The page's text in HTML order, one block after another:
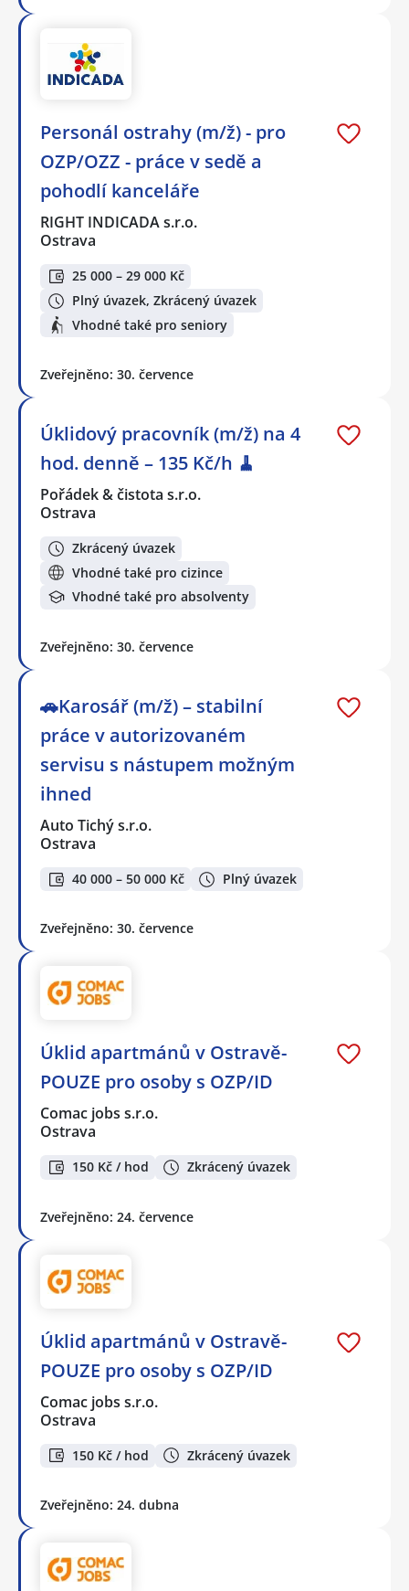
Personál ostrahy (m/ž) - pro
OZP/OZZ - práce v sedě a
pohodlí kanceláře
RIGHT INDICADA s.r.o.
Ostrava
25 000 – 29 000 Kč
Plný úvazek, Zkrácený úvazek
Vhodné také pro seniory
Zveřejněno: 30. července
Úklidový pracovník (m/ž) na 4
hod. denně – 135 Kč/h 🧹
Pořádek & čistota s.r.o.
Ostrava
Zkrácený úvazek
Vhodné také pro cizince
Vhodné také pro absolventy
Zveřejněno: 30. července
🚗Karosář (m/ž) – stabilní
práce v autorizovaném
servisu s nástupem možným
ihned
Auto Tichý s.r.o.
Ostrava
40 000 – 50 000 Kč Plný úvazek
Zveřejněno: 30. července
Úklid apartmánů v Ostravě-
POUZE pro osoby s OZP/ID
Comac jobs s.r.o.
Ostrava
150 Kč / hod Zkrácený úvazek
Zveřejněno: 24. července
Úklid apartmánů v Ostravě-
POUZE pro osoby s OZP/ID
Comac jobs s.r.o.
Ostrava
150 Kč / hod Zkrácený úvazek
Zveřejněno: 24. dubna